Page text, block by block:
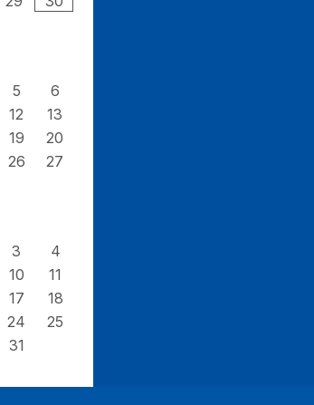
5
6
12
13
19
20
26
27
3
4
10
11
17
18
24
25
31